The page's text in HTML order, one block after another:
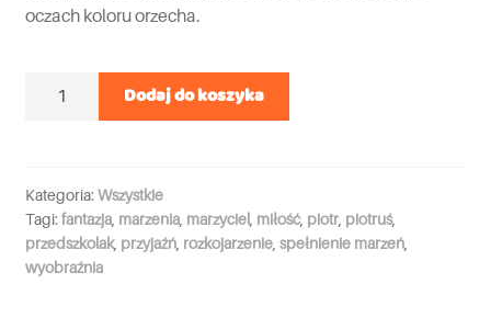
oczach koloru orzecha.
Dodaj do koszyka
Kategoria: Wszystkie
Tagi: fantazja, marzenia, marzyciel, miłość, piotr, piotruś,
przedszkolak, przyjaźń, rozkojarzenie, spełnienie marzeń,
wyobraźnia